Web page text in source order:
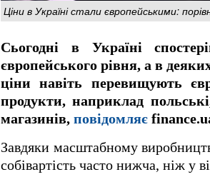
Ціни в Україні стали європейськими:
Сьогодні в Україні
європейського рівня, а в
ціни навіть перевищують
продукти, наприклад
магазинів, повідомляє
Завдяки масштабному
собівартість часто нижча, ніж у